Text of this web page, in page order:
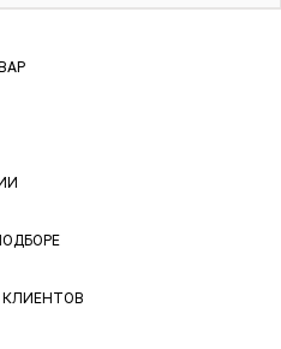
для любителей
холодов – согревает